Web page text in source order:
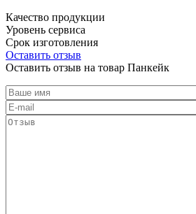
Качество продукции
Уровень сервиса
Срок изготовления
Оставить отзыв
Оставить отзыв на товар Панкейк